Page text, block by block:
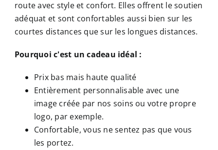
route avec style et confort. Elles offrent le soutien
adéquat et sont confortables aussi bien sur les
courtes distances que sur les longues distances.
Pourquoi c'est un cadeau idéal :
Prix bas mais haute qualité
Entièrement personnalisable avec une
image créée par nos soins ou votre propre
logo, par exemple.
Confortable, vous ne sentez pas que vous
les portez.